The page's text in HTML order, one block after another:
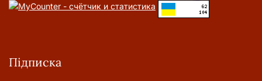
Підписка